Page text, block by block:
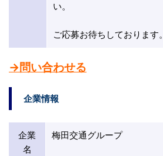
い。
ご応募お待ちしております。
→問い合わせる
企業情報
企業
名
梅田交通グループ